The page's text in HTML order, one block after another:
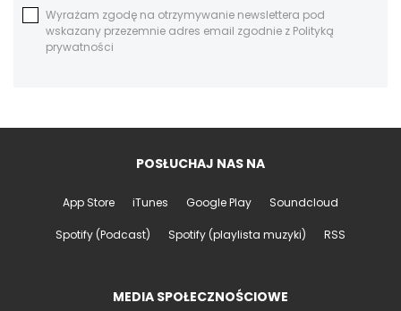
Wyrażam zgodę na otrzymywanie newslettera pod
wskazany przezemnie adres email zgodnie z Polityką
prywatności
POSŁUCHAJ NAS NA
App Store iTunes Google Play Soundcloud
Spotify (Podcast) Spotify (playlista muzyki) RSS
MEDIA SPOŁECZNOŚCIOWE